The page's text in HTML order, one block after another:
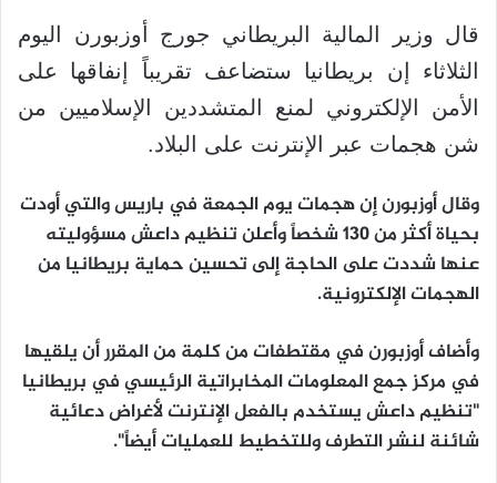
قال وزير المالية البريطاني جورج أوزبورن اليوم
الثلاثاء إن بريطانيا ستضاعف تقريباً إنفاقها على
الأمن الإلكتروني لمنع المتشددين الإسلاميين من
شن هجمات عبر الإنترنت على البلاد.
وقال أوزبورن إن هجمات يوم الجمعة في باريس والتي أودت
بحياة أكثر من 130 شخصاً وأعلن تنظيم داعش مسؤوليته
عنها شددت على الحاجة إلى تحسين حماية بريطانيا من
الهجمات الإلكترونية.
وأضاف أوزبورن في مقتطفات من كلمة من المقرر أن يلقيها
في مركز جمع المعلومات المخابراتية الرئيسي في بريطانيا
"تنظيم داعش يستخدم بالفعل الإنترنت لأغراض دعائية
شائنة لنشر التطرف وللتخطيط للعمليات أيضاً".